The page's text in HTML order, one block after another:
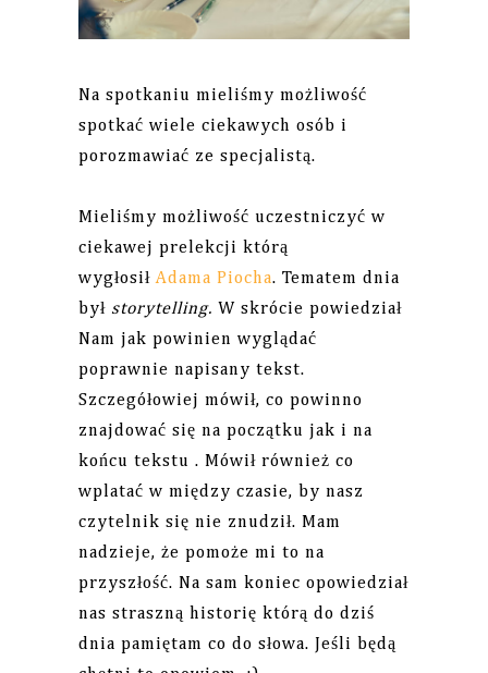
Na spotkaniu mieliśmy możliwość
spotkać wiele ciekawych osób i
porozmawiać ze specjalistą.
Mieliśmy możliwość uczestniczyć w
ciekawej prelekcji którą
wygłosiłAdama Piocha. Tematem dnia
był storytelling. W skrócie powiedział
Nam jak powinien wyglądać
poprawnie napisany tekst.
Szczegółowiej mówił, co powinno
znajdować się na początku jak i na
końcu tekstu . Mówił również co
wplatać w między czasie, by nasz
czytelnik się nie znudził. Mam
nadzieje, że pomoże mi to na
przyszłość. Na sam koniec opowiedział
nas straszną historię którą do dziś
dnia pamiętam co do słowa. Jeśli będą